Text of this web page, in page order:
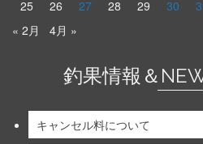
25
26 27 28 29 30
« 2月
4月 »
釣果情報＆
キャンセル料について